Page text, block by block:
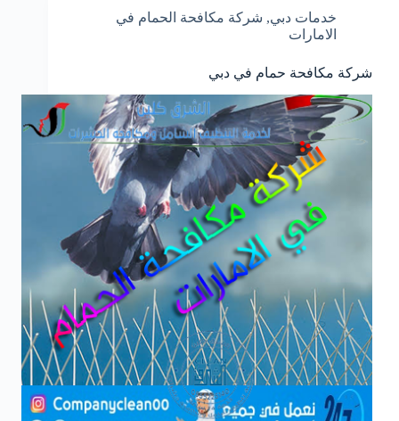
خدمات دبي, شركة مكافحة الحمام في
الامارات
شركة مكافحة حمام في دبي